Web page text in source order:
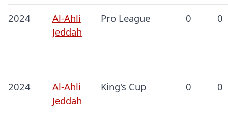
2024
Al-Ahli
Jeddah
Pro League 0 0
2024
Al-Ahli
Jeddah
King's Cup 0 0